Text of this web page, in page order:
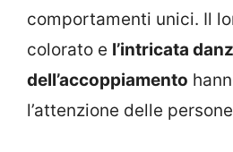
comportamenti unici. Il
colorato e l’intricata
dell’accoppiamento
l’attenzione delle